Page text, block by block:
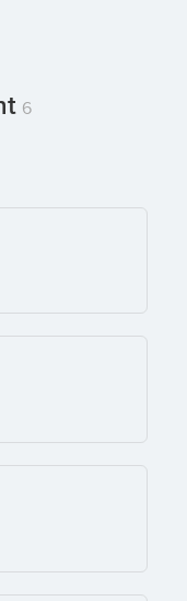
6